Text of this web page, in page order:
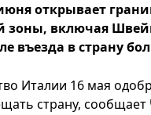
открывает
зоны, включая
въезда в страну
Италии 16 мая
страну,